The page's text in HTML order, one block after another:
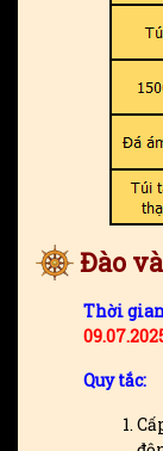
Đào
Thời
Quy tắc: